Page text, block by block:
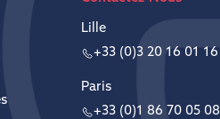
Lille
+33 (0)3 20 16 01 16
Paris
+33 (0)1 86 70 05 08